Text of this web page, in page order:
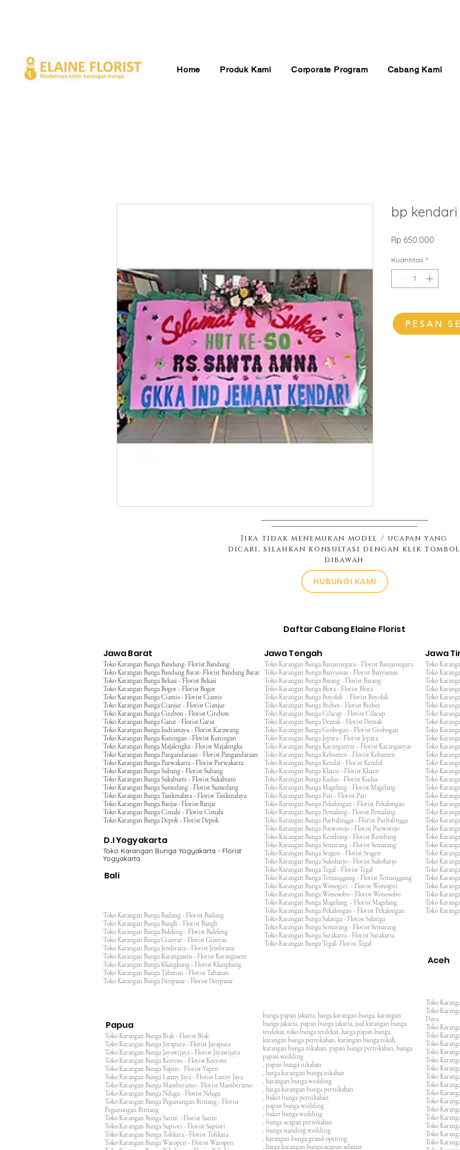
Home Produk Kami Corporate Program Cabang Kami
bp kendari
Rp 650.000
Kuantitas *
PESAN
Jika tidak menemukan model / ucapan yang
dicari, silahkan konsultasi dengan klik tombol
dibawah
HUBUNGI KAMI
Daftar Cabang Elaine Florist
Jawa Barat Jawa Tengah Jawa
Toko Karangan Bunga Bandung- Florist Bandung
Toko Karangan Bunga Bandung Barat- Florist Bandung Barat
Toko Karangan Bunga Bekasi - Florist Bekasi
Toko Karangan Bunga Bogor - Florist Bogor
Toko Karangan Bunga Ciamis - Florist Ciamis
Toko Karangan Bunga Cianjur - Florist Cianjur
Toko Karangan Bunga Cirebon - Florist Cirebon
Toko Karangan Bunga Garut - Florist Garut
Toko Karangan Bunga Indramayu - Florist Karawang
Toko Karangan Bunga Kuningan - Florist Kuningan
Toko Karangan Bunga Majalengka - Florist Majalengka
Toko Karangan Bunga Pangandaraan - Florist Pangandaraan
Toko Karangan Bunga Purwakarta - Florist Purwakarta
Toko Karangan Bunga Subang - Florist Subang
Toko Karangan Bunga Sukabumi - Florist Sukabumi
Toko Karangan Bunga Sumedang - Florist Sumedang
Toko Karangan Bunga Tasikmalaya - Florist Tasikmalaya
Toko Karangan Bunga Banjar- Florist Banjar
Toko Karangan Bunga Cimahi - Florist Cimahi
Toko Karangan Bunga Depok - Florist Depok
D.I Yogyakarta
Toko Karangan Bunga Yogyakarta - Florist
Yogyakarta
Bali
Toko Karangan Bunga Badung - Florist Badung
Toko Karangan Bunga Bangli - Florist Bangli
Toko Karangan Bunga Buleleng - Florist Buleleng
Toko Karangan Bunga Gianyar - Florist Gianyar
Toko Karangan Bunga Jembrana - Florist Jembrana
Toko Karangan Bunga Karangasem - Florist Karangasem
Toko Karangan Bunga Klungkung - Florist Klungkung
Toko Karangan Bunga Tabanan - Florist Tabanan
Toko Karangan Bunga Denpasar - Florist Denpasar
Toko Karangan Bunga Banjarnegara - Florist Banjarnegara
Toko Karangan Bunga Banyumas - Florist Banyumas
Toko Karangan Bunga Batang - Florist Batang
Toko Karangan Bunga Blora - Florist Blora
Toko Karangan Bunga Boyolali - Florist Boyolali
Toko Karangan Bunga Brebes - Florist Brebes
Toko Karangan Bunga Cilacap - Florist Cilacap
Toko Karangan Bunga Demak - Florist Demak
Toko Karangan Bunga Grobogan - Florist Grobogan
Toko Karangan Bunga Jepara - Florist Jepara
Toko Karangan Bunga Karanganyar - Florist Karanganyar
Toko Karangan Bunga Kebumen - Florist Kebumen
Toko Karangan Bunga Kendal - Florist Kendal
Toko Karangan Bunga Klaten - Florist Klaten
Toko Karangan Bunga Kudus - Florist Kudus
Toko Karangan Bunga Magelang - Florist Magelang
Toko Karangan Bunga Pati - Florist Pati
Toko Karangan Bunga Pekalongan - Florist Pekalongan
Toko Karangan Bunga Pemalang - Florist Pemalang
Toko Karangan Bunga Purbalingga - Florist Purbalingga
Toko Karangan Bunga Purworejo - Florist Purworejo
Toko Karangan Bunga Rembang - Florist Rembang
Toko Karangan Bunga Semarang - Florist Semarang
Toko Karangan Bunga Sragen - Florist Sragen
Toko Karangan Bunga Sukoharjo - Florist Sukoharjo
Toko Karangan Bunga Tegal - Florist Tegal
Toko Karangan Bunga Temanggung - Florist Temanggung
Toko Karangan Bunga Wonogiri - Florist Wonogiri
Toko Karangan Bunga Wonosobo - Florist Wonosobo
Toko Karangan Bunga Magelang - Florist Magelang
Toko Karangan Bunga Pekalongan - Florist Pekalongan
Toko Karangan Bunga Salatiga - Florist Salatiga
Toko Karangan Bunga Semarang - Florist Semarang
Toko Karangan Bunga Surakarta - Florist Surakarta
Toko Karangan Bunga Tegal- Florist Tegal
Toko
Toko
Toko
Toko
Toko
Toko
Toko
Toko
Toko
Toko
Toko
Toko
Toko
Toko
Toko
Toko
Toko
Toko
Toko
Toko
Toko
Toko
Toko
Toko
Toko
Toko
Toko
Toko
Toko
Toko
Toko
Aceh
Papua
Toko Karangan Bunga Biak - Florist Biak
Toko Karangan Bunga Jayapura - Florist Jayapura
Toko Karangan Bunga Jayawijaya - Florist Jayawijaya
Toko Karangan Bunga Keerom - Florist Keerom
Toko Karangan Bunga Yapen - Florist Yapen
Toko Karangan Bunga Lanny Jaya - Florist Lanny Jaya
Toko Karangan Bunga Mamberamo - Florist Mamberamo
Toko Karangan Bunga Nduga - Florist Nduga
Toko Karangan Bunga Pegunungan Bintang - Florist
Pegunungan Bintang
Toko Karangan Bunga Sarmi - Florist Sarmi
Toko Karangan Bunga Supiori - Florist Supiori
Toko Karangan Bunga Tolikara - Florist Tolikara
Toko Karangan Bunga Waropen - Florist Waropen
bunga papan jakarta, harga karangan bunga, karangan
bunga jakarta, papan bunga jakarta, jual karangan bunga
terdekat, toko bunga terdekat, harga papan bunga,
karangan bunga pernikahan, karangan bunga nikah,
karangan bunga nikahan, papan bunga pernikahan, bunga
papan wedding
, papan bunga nikahan
, harga karangan bunga nikahan
, karangan bunga wedding
, harga karangan bunga pernikahan
, buket bunga pernikahan
, papan bunga wedding
, buket bunga wedding
, bunga ucapan pernikahan
, bunga standing wedding
, karangan bunga grand opening
, harga karangan bunga ucapan selamat
Toko
Toko
Daya
Toko
Toko
Toko
Toko
Toko
Toko
Toko
Toko
Toko
Toko
Toko
Toko
Toko
Toko
Toko